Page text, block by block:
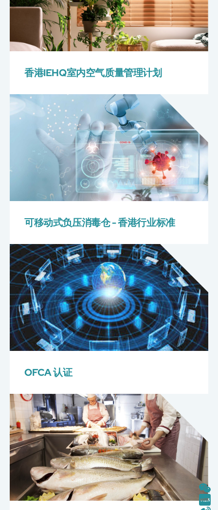
香港IEHQ室内空气质量管理计划
可移动式负压消毒仓 - 香港行业标准
OFCA 认证